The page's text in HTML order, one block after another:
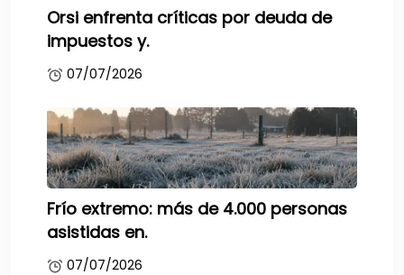
Orsi enfrenta críticas por deuda de
impuestos y.
07/07/2026
Frío extremo: más de 4.000 personas
asistidas en.
07/07/2026